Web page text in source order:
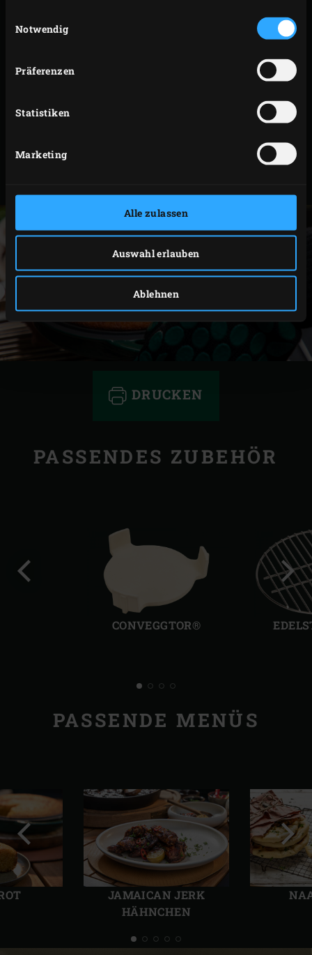
Notwendig
Präferenzen
Statistiken
Marketing
Alle zulassen
Auswahl erlauben
Ablehnen
gar ist, stichst du einfach mit einem dünnen
anschließend trocken und sauber bleibt, ist das Brot
Den Deckel mit dem Maisbrot aus dem EGG
nehmen. Etwas abkühlen lassen. Nimm das Brot
Servieren in Stücke. Schmeckt ausgezeichnet zum
DRUCKEN
PASSENDES ZUBEHÖR
CONVEGGTOR®
Folie
PASSENDE MENÜS
JAMAICAN JERK
HÄHNCHEN
Vorherige
Folie
Folie